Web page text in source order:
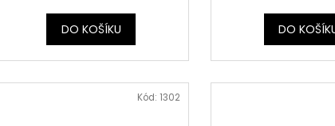
DO KOŠÍKU DO
Kód:1302